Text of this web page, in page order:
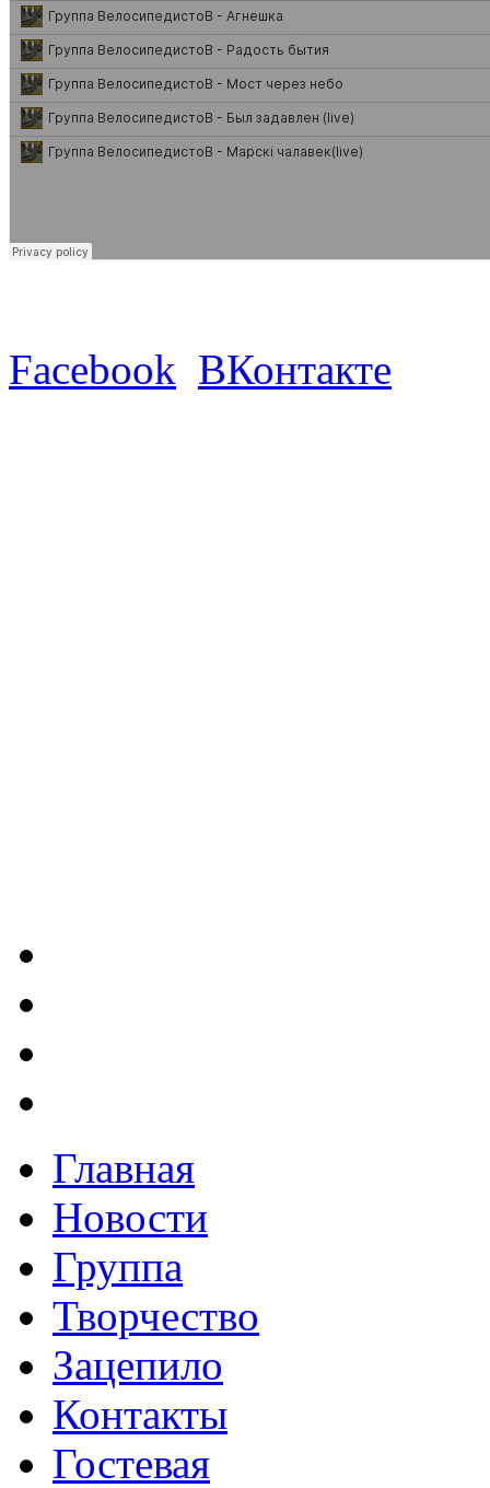
Facebook ВКонтакте
Главная
Новости
Группа
Творчество
Зацепило
Контакты
Гостевая